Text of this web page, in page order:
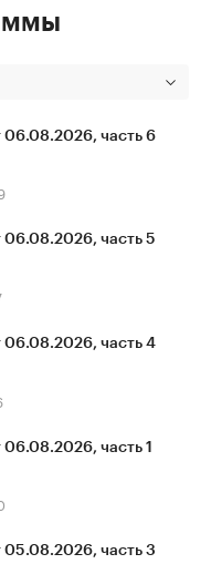
часть 6
часть 5
часть 4
часть 1
часть 3